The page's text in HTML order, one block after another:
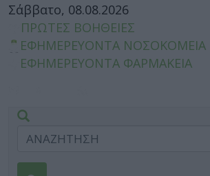
Σάββατο, 08.08.2026
ΠΡΩΤΕΣ ΒΟΗΘΕΙΕΣ
ΕΦΗΜΕΡΕΥΟΝΤΑ ΝΟΣΟΚΟΜΕΙΑ
ΕΦΗΜΕΡΕΥΟΝΤΑ ΦΑΡΜΑΚΕΙΑ